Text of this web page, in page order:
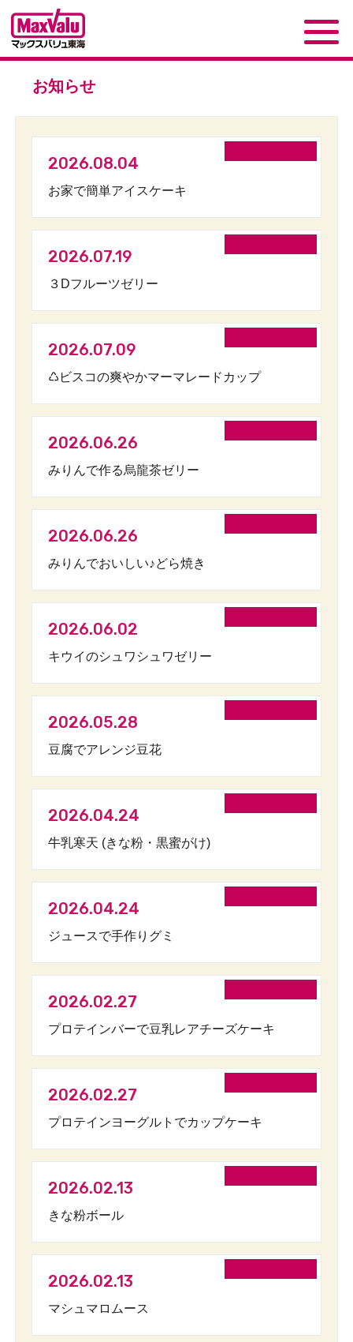
お知らせ
2026.08.04
お家で簡単アイスケーキ
2026.07.19
３Dフルーツゼリー
2026.07.09
♺ビスコの爽やかマーマレードカップ
2026.06.26
みりんで作る烏龍茶ゼリー
2026.06.26
みりんでおいしい♪どら焼き
2026.06.02
キウイのシュワシュワゼリー
2026.05.28
豆腐でアレンジ豆花
2026.04.24
牛乳寒天 (きな粉・黒蜜がけ)
2026.04.24
ジュースで手作りグミ
2026.02.27
プロテインバーで豆乳レアチーズケーキ
2026.02.27
プロテインヨーグルトでカップケーキ
2026.02.13
きな粉ボール
2026.02.13
マシュマロムース